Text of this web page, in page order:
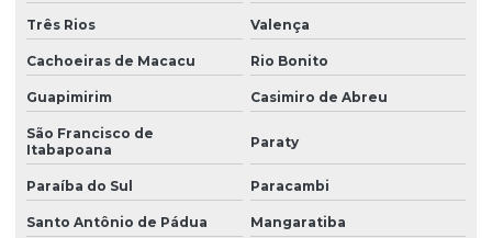
Torre de resfriamento sistema fechado
Torre de resfriamento usada preço
Torre de resfriamento usada a venda
Torre resfriamento vettor
Três Rios Valença
Cachoeiras de Macacu Rio Bonito
Guapimirim Casimiro de Abreu
São Francisco de
Itabapoana
Paraty
Paraíba do Sul Paracambi
Santo Antônio de Pádua Mangaratiba